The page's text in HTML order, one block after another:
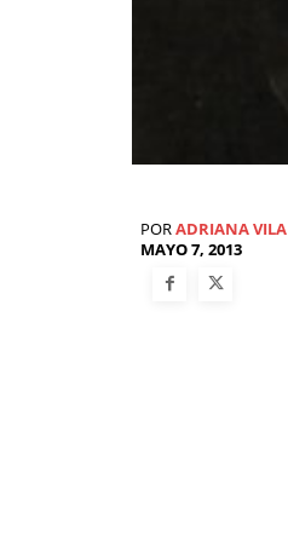
PORADRIANA VILA
MAYO 7, 2013